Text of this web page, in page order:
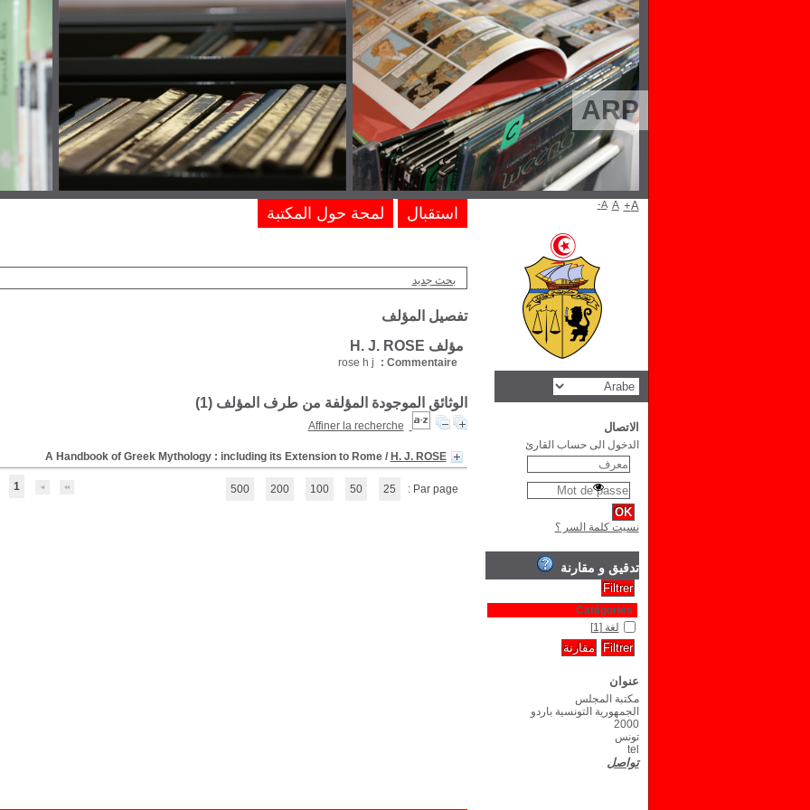
ARP
بحث جديد
تفصيل المؤلف
مؤلف H. J. ROSE
Commentaire :
rose h j
الوثائق الموجودة المؤلفة من طرف المؤلف (1
)
Affiner la recherche
A Handbook of Greek Mythology : including its Extension to Rome/ H. J. ROSE
1 Par page :
25
50
100
200
500
استقبال لمحة حول المكتبة A- A A+
الاتصال
الدخول الى حساب القارئ
نسيت كلمة السر ؟
تدقيق و مقارنة
Catégories
لغة [1]
عنوان
مكتبة المجلس
الجمهورية التونسية باردو
2000
تونس
tel
تواصل